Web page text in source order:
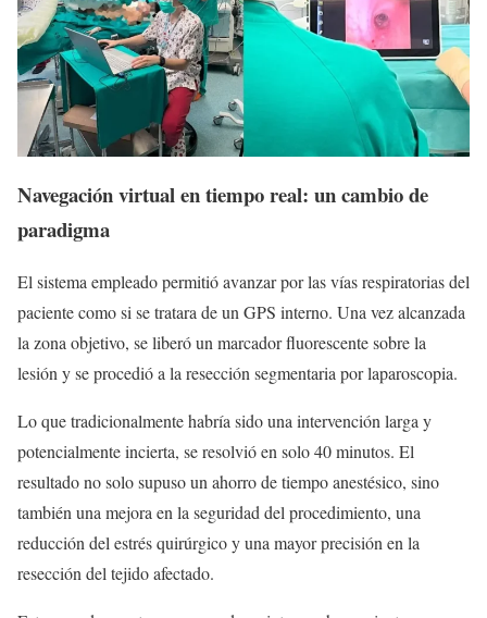
Navegación virtual en tiempo real: un cambio de
paradigma
El sistema empleado permitió avanzar por las vías respiratorias del
paciente como si se tratara de un GPS interno. Una vez alcanzada
la zona objetivo, se liberó un marcador fluorescente sobre la
lesión y se procedió a la resección segmentaria por laparoscopia.
Lo que tradicionalmente habría sido una intervención larga y
potencialmente incierta, se resolvió en solo 40 minutos. El
resultado no solo supuso un ahorro de tiempo anestésico, sino
también una mejora en la seguridad del procedimiento, una
reducción del estrés quirúrgico y una mayor precisión en la
resección del tejido afectado.